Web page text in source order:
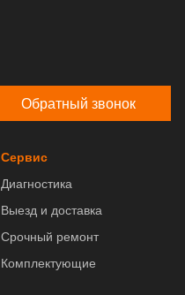
Обратный звонок
Сервис
Диагностика
Выезд и доставка
Срочный ремонт
Комплектующие